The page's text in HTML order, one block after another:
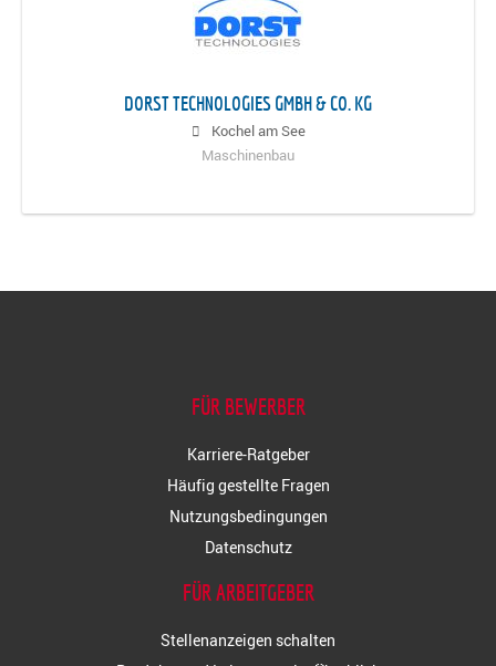
DORST TECHNOLOGIES GMBH & CO. KG
Kochel am See
Maschinenbau
FÜR BEWERBER
Karriere-Ratgeber
Häufig gestellte Fragen
Nutzungsbedingungen
Datenschutz
FÜR ARBEITGEBER
Stellenanzeigen schalten